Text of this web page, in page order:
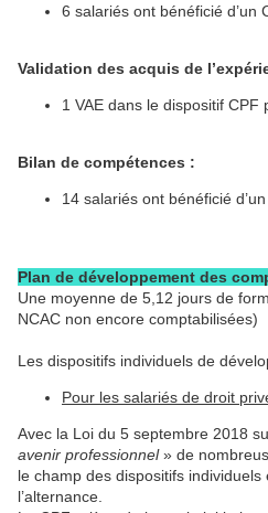
6 salariés ont bénéficié d’un
Validation des acquis de
1 VAE dans le dispositif CPF
Bilan de compétences :
14 salariés ont bénéficié
Plan de développement des
Une moyenne de 5,12 jours de
NCAC non encore comptabilisées)
Les dispositifs individuels de
Pour les salariés de droit
Avec la Loi du 5 septembre 2018
avenir professionnel» de
le champ des dispositifs
l’alternance.